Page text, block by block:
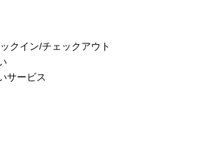
クイン/チェックアウト
サービス